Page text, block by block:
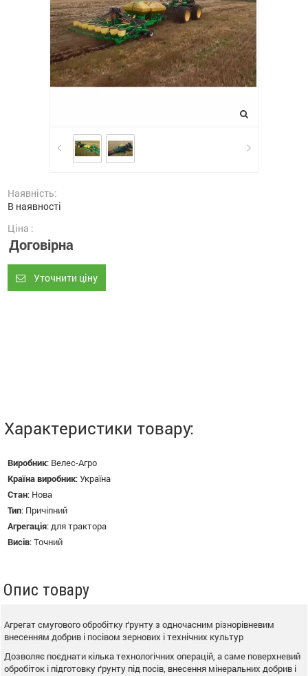
Наявність:
В наявності
Ціна :
Договірна
Уточнити ціну
Характеристики товару:
Виробник: Велес-Агро
Країна виробник:Україна
Стан: Нова
Тип: Причіпний
Агрегація: для трактора
Висів:Точний
Опис товару
Агрегат смугового обробітку ґрунту з одночасним різнорівневим
внесенням добрив і посівом зернових і технічних культур
Дозволяє поєднати кілька технологічних операцій, а саме поверхневий
обробіток і підготовку ґрунту під посів, внесення мінеральних добрив і